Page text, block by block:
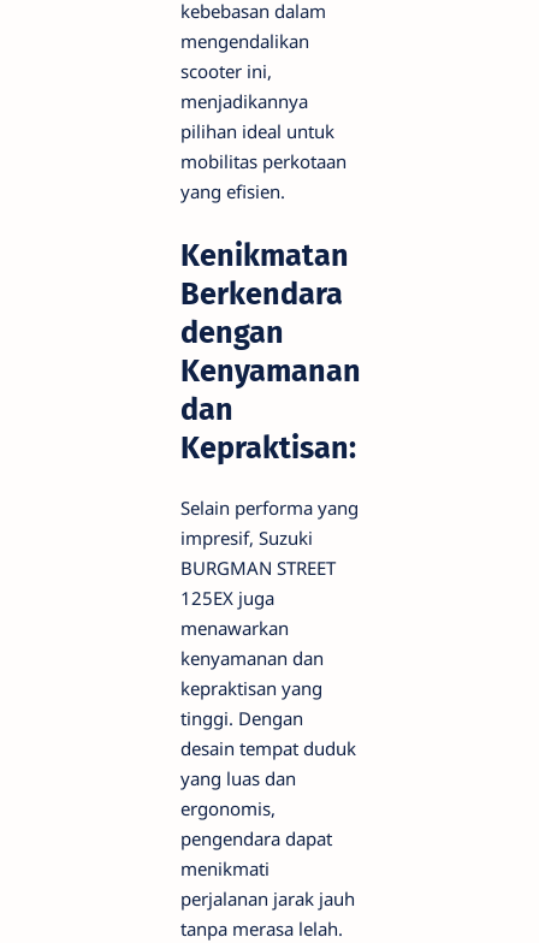
kebebasan dalam
mengendalikan
scooter ini,
menjadikannya
pilihan ideal untuk
mobilitas perkotaan
yang efisien.
Kenikmatan
Berkendara
dengan
Kenyamanan
dan
Kepraktisan:
Selain performa yang
impresif, Suzuki
BURGMAN STREET
125EX juga
menawarkan
kenyamanan dan
kepraktisan yang
tinggi. Dengan
desain tempat duduk
yang luas dan
ergonomis,
pengendara dapat
menikmati
perjalanan jarak jauh
tanpa merasa lelah.